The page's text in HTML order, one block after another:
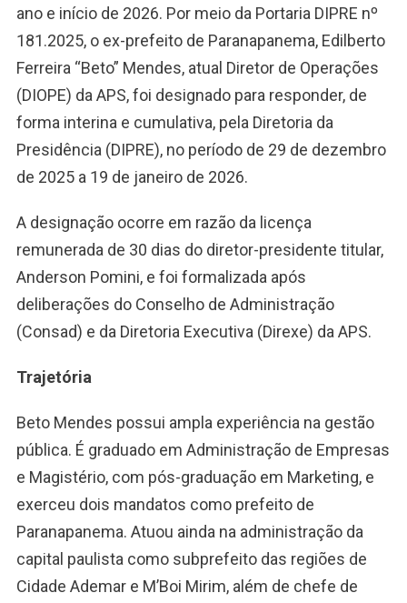
ano e início de 2026. Por meio da Portaria DIPRE nº
181.2025, o ex-prefeito de Paranapanema, Edilberto
Ferreira “Beto” Mendes, atual Diretor de Operações
(DIOPE) da APS, foi designado para responder, de
forma interina e cumulativa, pela Diretoria da
Presidência (DIPRE), no período de 29 de dezembro
de 2025 a 19 de janeiro de 2026.
A designação ocorre em razão da licença
remunerada de 30 dias do diretor-presidente titular,
Anderson Pomini, e foi formalizada após
deliberações do Conselho de Administração
(Consad) e da Diretoria Executiva (Direxe) da APS.
Trajetória
Beto Mendes possui ampla experiência na gestão
pública. É graduado em Administração de Empresas
e Magistério, com pós-graduação em Marketing, e
exerceu dois mandatos como prefeito de
Paranapanema. Atuou ainda na administração da
capital paulista como subprefeito das regiões de
Cidade Ademar e M’Boi Mirim, além de chefe de